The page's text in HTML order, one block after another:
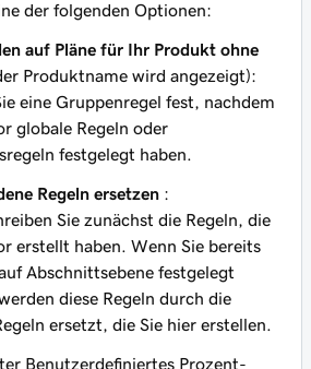
der folgenden Optionen:
auf Pläne für Ihr Produkt ohne
Produktname wird angezeigt):
eine Gruppenregel fest, nachdem
globale Regeln oder
festgelegt haben.
Regeln ersetzen :
Sie zunächst die Regeln, die
erstellt haben. Wenn Sie bereits
Abschnittsebene festgelegt
diese Regeln durch die
ersetzt, die Sie hier erstellen.
Benutzerdefiniertes Prozent-